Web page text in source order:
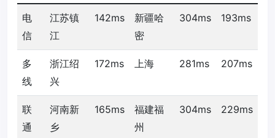
电
信
江苏镇
江
142ms
新疆哈
密
304ms 193ms
多
线
浙江绍
兴
172ms 上海 281ms 207ms
联
通
河南新
乡
165ms
福建福
州
304ms 229ms